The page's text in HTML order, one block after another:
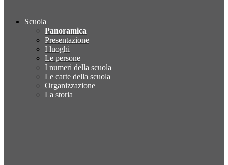
Scuola
Panoramica
Presentazione
I luoghi
Le persone
I numeri della scuola
Le carte della scuola
Organizzazione
La storia